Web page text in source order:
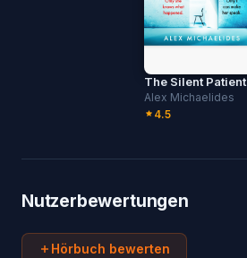
The Silent Patient
Alex Michaelides
4.5
Nutzerbewertungen
Hörbuch bewerten